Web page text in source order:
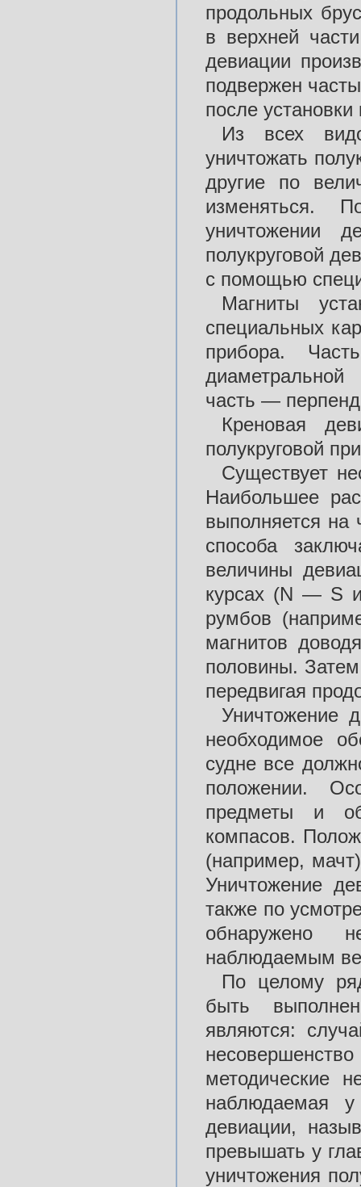
продольных
в верхней
девиации
подвержен
после
Из всех
уничтожать
другие по
изменяться.
уничтожении
полукруговой
с помощью
Магниты
специальных
прибора.
часть —
Креновая
полукруговой
Существует
Наибольшее
выполняется на
способа
величины
курсах (N — S
румбов
магнитов
половины.
передвигая
Уничтожение
необходимое
судне все
положении.
предметы и
компасов.
(например,
Уничтожение
также по
обнаружено
наблюдаемым
По целому
быть
являются:
методические
наблюдаемая
девиации,
превышать у
уничтожения